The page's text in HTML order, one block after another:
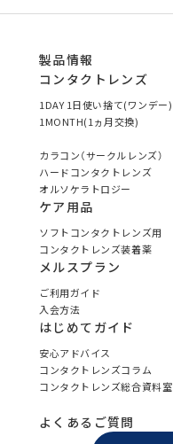
製品情報
コンタクトレンズ
1DAY 1日使い捨て(ワンデー)
1MONTH(1ヵ月交換)
カラコン（サークルレンズ）
ハードコンタクトレンズ
オルソケラトロジー
ケア用品
ソフトコンタクトレンズ用
コンタクトレンズ装着薬
メルスプラン
ご利用ガイド
入会方法
はじめてガイド
安心アドバイス
コンタクトレンズコラム
コンタクトレンズ総合資料室
よくあるご質問